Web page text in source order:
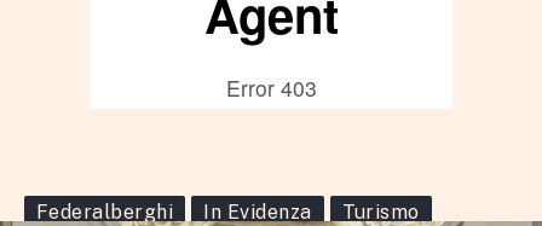
Federalberghi In Evidenza Turismo